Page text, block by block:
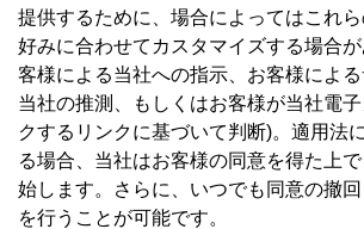
提供するために、場合によってはこれ
好みに合わせてカスタマイズする場合
客様による当社への指示、お客様によ
当社の推測、もしくはお客様が当社電
クするリンクに基づいて判断)。適用法
る場合、当社はお客様の同意を得た上
始します。さらに、いつでも同意の撤回
を行うことが可能です。